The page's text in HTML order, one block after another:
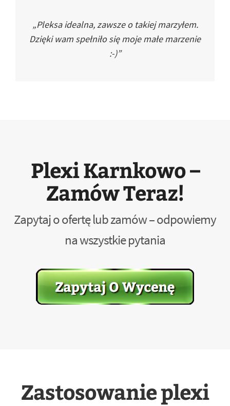
„Pleksa idealna, zawsze o takiej marzyłem.
Dzięki wam spełniło się moje małe marzenie
:-)”
Plexi Karnkowo –
Zamów Teraz!
Zapytaj o ofertę lub zamów – odpowiemy
na wszystkie pytania
Zastosowanie plexi